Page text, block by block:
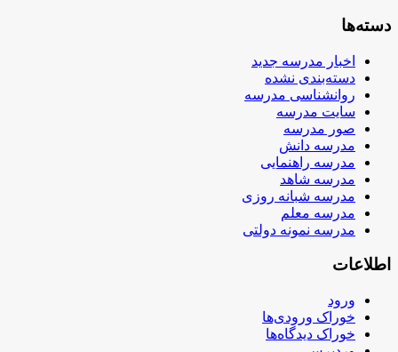
دسته‌ها
اخبار مدرسه جدید
دسته‌بندی نشده
روانشناسی مدرسه
سایت مدرسه
صور مدرسه
مدرسه دانش
مدرسه راهنمایی
مدرسه شاهد
مدرسه شبانه روزی
مدرسه معلم
مدرسه نمونه دولتی
اطلاعات
ورود
خوراک ورودی‌ها
خوراک دیدگاه‌ها